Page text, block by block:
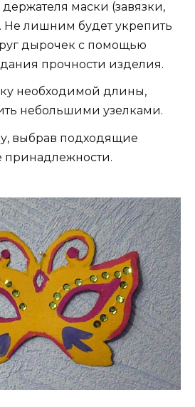
маски (завязки,
Не лишним будет укрепить
дырочек с помощью
прочности изделия.
необходимой длины,
небольшими узелками.
выбрав подходящие
принадлежности.